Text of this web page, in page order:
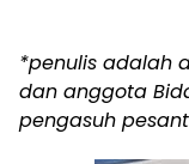
*penulis adalah
dan anggota
pengasuh